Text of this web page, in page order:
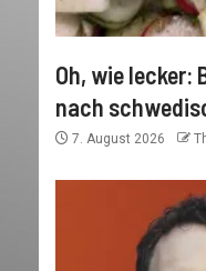
Oh, wie lecker:
nach
7. August 2026